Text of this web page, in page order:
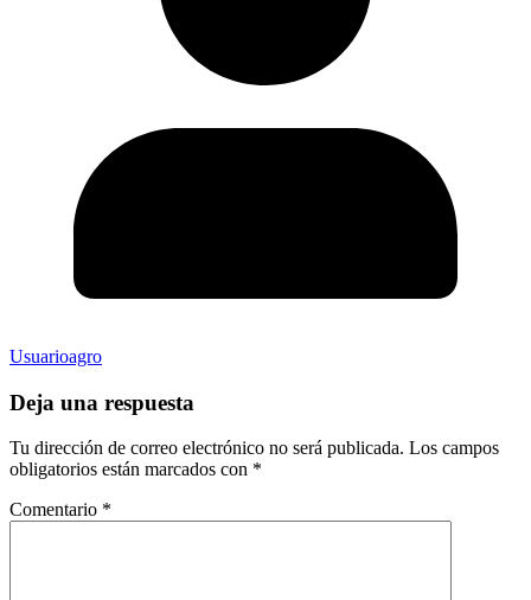
Usuarioagro
Deja una respuesta
Tu dirección de correo electrónico no será publicada. Los campos
obligatorios están marcados con *
Comentario *